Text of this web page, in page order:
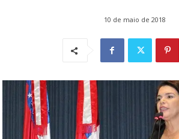
10 de maio de 2018